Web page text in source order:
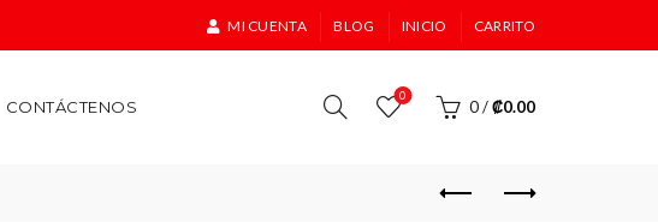
MI CUENTA BLOG INICIO CARRITO
CONTÁCTENOS
0
0/₡0.00